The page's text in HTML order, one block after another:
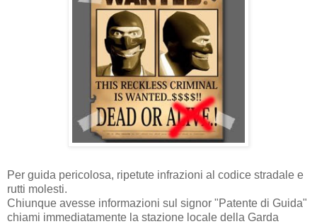
Per guida pericolosa, ripetute infrazioni al codice stradale e
rutti molesti.
Chiunque avesse informazioni sul signor "Patente di Guida"
chiami immediatamente la stazione locale della Garda